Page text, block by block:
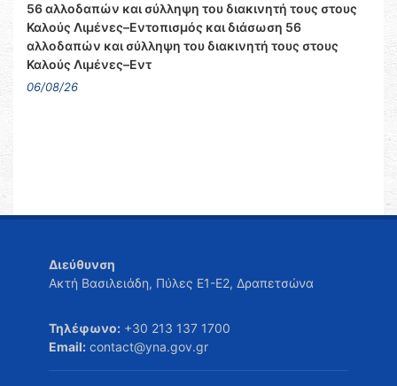
56 αλλοδαπών και σύλληψη του διακινητή τους στους
Καλούς Λιμένες–Εντοπισμός και διάσωση 56
αλλοδαπών και σύλληψη του διακινητή τους στους
Καλούς Λιμένες–Εντ
06/08/26
Διεύθυνση
Ακτή Βασιλειάδη, Πύλες Ε1-Ε2, Δραπετσώνα
Τηλέφωνο: +30 213 137 1700
Email: contact@yna.gov.gr